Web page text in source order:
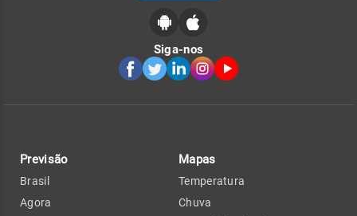
Siga-nos
Previsão
Brasil
Agora
Mapas
Temperatura
Chuva